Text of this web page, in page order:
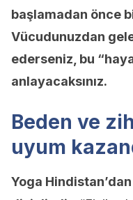
başlamadan önce
Vücudunuzdan
ederseniz, bu
anlayacaksınız.
Beden ve
uyum
Yoga